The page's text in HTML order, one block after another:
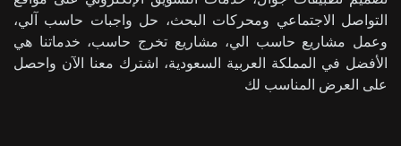
التواصل الاجتماعي ومحركات البحث، حل واجبات حاسب آلي،
وعمل مشاريع حاسب الي، مشاريع تخرج حاسب، خدماتنا هي
الأفضل في المملكة العربية السعودية، اشترك معنا الآن واحصل
على العرض المناسب لك